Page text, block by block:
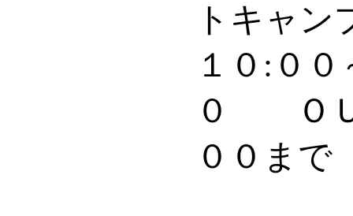
トキャン
１０:０
０ ＯＵ
００まで